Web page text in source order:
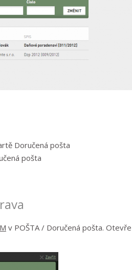
Doručená pošta
pošta
v POŠTA / Doručená pošta.